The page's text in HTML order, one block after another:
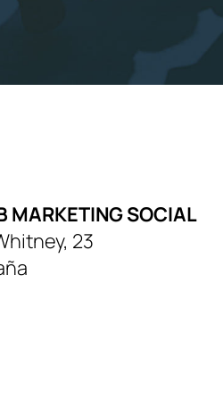
MARKETING SOCIAL
23